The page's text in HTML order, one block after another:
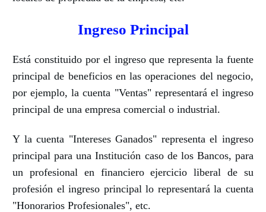
Ingreso Principal
Está constituido por el ingreso que representa la fuente
principal de beneficios en las operaciones del negocio,
por ejemplo, la cuenta "Ventas" representará el ingreso
principal de una empresa comercial o industrial.
Y la cuenta "Intereses Ganados" representa el ingreso
principal para una Institución caso de los Bancos, para
un profesional en financiero ejercicio liberal de su
profesión el ingreso principal lo representará la cuenta
"Honorarios Profesionales", etc.